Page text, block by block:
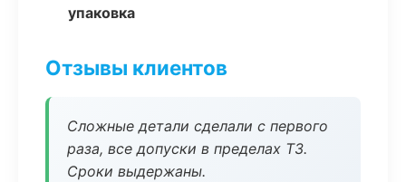
упаковка
Отзывы клиентов
Сложные детали сделали с первого
раза, все допуски в пределах ТЗ.
Сроки выдержаны.